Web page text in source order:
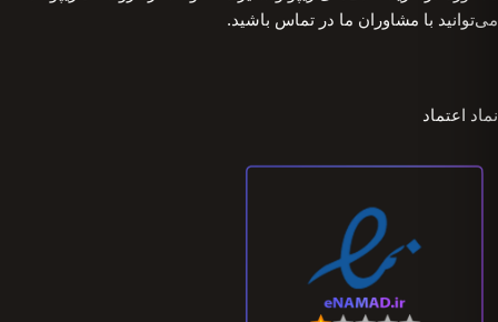
می‌توانید با مشاوران ما در تماس باشید.
نماد اعتماد